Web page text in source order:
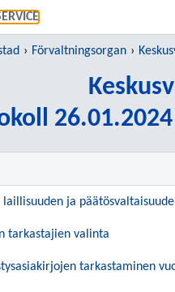
Förvaltningsorgan
laillisuuden ja
tarkastajien valinta
tarkastaminen